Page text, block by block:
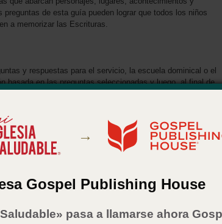
preguntas de esta guía pueden lograr que todos los niños
a memorizar las Escrituras.
y respuestas para el servicio, la escuela dominical o el
basada en las preguntas seleccionadas y luego, al final de
a la versión NTV, preferiblemente de una Biblia para Niños.
de primaria superior.→
Gospel Publishing House
pasa a llamarse ahora